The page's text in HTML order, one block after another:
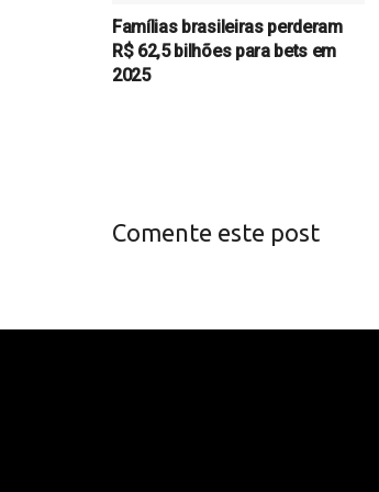
Famílias brasileiras perderam
R$ 62,5 bilhões para bets em
2025
Comente este post